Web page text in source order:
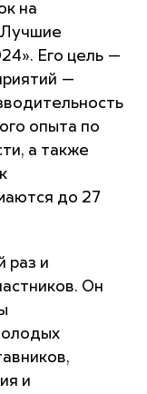
на
Его цель —
—
опыта по
а также
до 27
раз и
Он
и